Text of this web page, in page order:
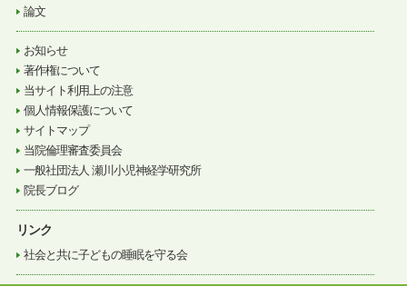
論文
お知らせ
著作権について
当サイト利用上の注意
個人情報保護について
サイトマップ
当院倫理審査委員会
一般社団法人 瀬川小児神経学研究所
院長ブログ
リンク
社会と共に子どもの睡眠を守る会